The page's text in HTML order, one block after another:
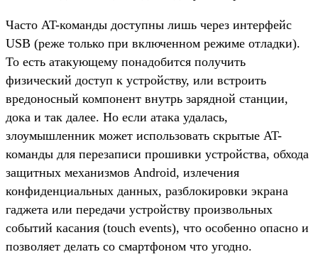
Часто AT-команды доступны лишь через интерфейс
USB (реже только при включенном режиме отладки).
То есть атакующему понадобится получить
физический доступ к устройству, или встроить
вредоносный компонент внутрь зарядной станции,
дока и так далее. Но если атака удалась,
злоумышленник может использовать скрытые AT-
команды для перезаписи прошивки устройства, обхода
защитных механизмов Android, излечения
конфиденциальных данных, разблокировки экрана
гаджета или передачи устройству произвольных
событий касания (touch events), что особенно опасно и
позволяет делать со смартфоном что угодно.